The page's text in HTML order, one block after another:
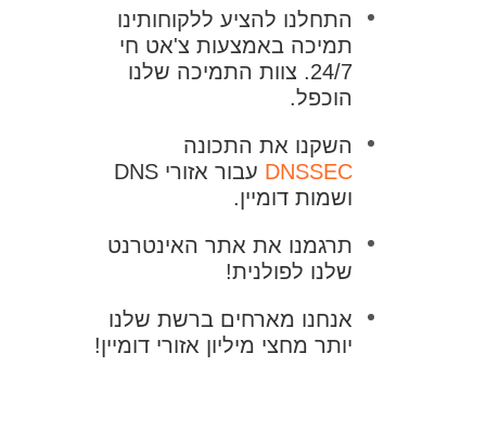
התחלנו להציע ללקוחותינו
תמיכה באמצעות צ'אט חי
24/7. צוות התמיכה שלנו
הוכפל.
השקנו את התכונה
DNSSEC
עבור אזורי DNS
ושמות דומיין.
תרגמנו את אתר האינטרנט
שלנו לפולנית!
אנחנו מארחים ברשת שלנו
יותר מחצי מיליון אזורי דומיין!